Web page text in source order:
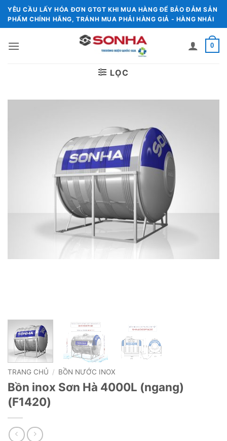
Chuyển
đến
nội
dung
YÊU CẦU LẤY HÓA ĐƠN GTGT KHI MUA HÀNG ĐỂ BẢO ĐẢM SẢN
PHẨM CHÍNH HÃNG, TRÁNH MUA PHẢI HÀNG GIẢ - HÀNG NHÁI
0
LỌC
TRANG CHỦ / BỒN NƯỚC INOX
Bồn inox Sơn Hà 4000L (ngang)
(F1420)